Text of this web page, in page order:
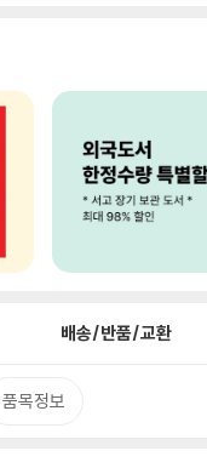
배송/반품/교환
품목정보